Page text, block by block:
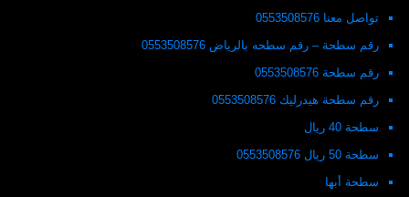
تواصل معنا 0553508576
رقم سطحة – رقم سطحه بالرياض 0553508576
رقم سطحة 0553508576
رقم سطحة هيدرليك 0553508576
سطحة 40 ريال
سطحة 50 ريال 0553508576
سطحة أبها